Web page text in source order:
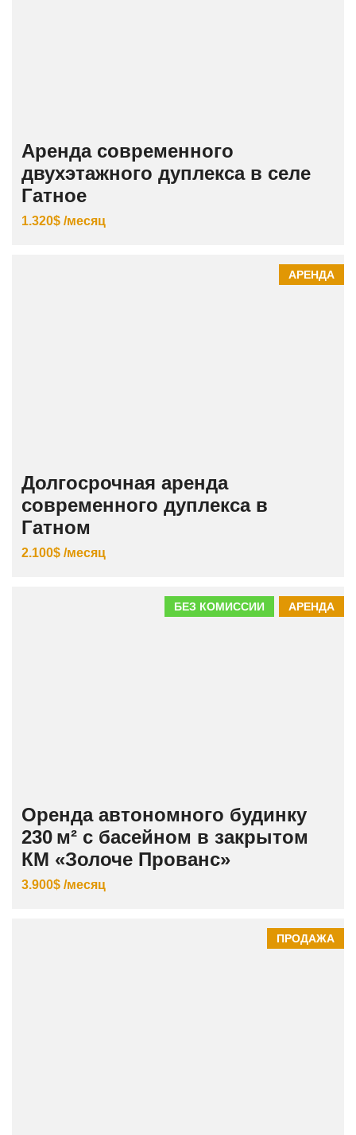
Аренда современного
двухэтажного дуплекса в селе
Гатное
1.320$ /месяц
АРЕНДА
Долгосрочная аренда
современного дуплекса в
Гатном
2.100$ /месяц
АРЕНДА
БЕЗ КОМИССИИ
Оренда автономного будинку
230 м² с басейном в закрытом
КМ «Золоче Прованс»
3.900$ /месяц
ПРОДАЖА